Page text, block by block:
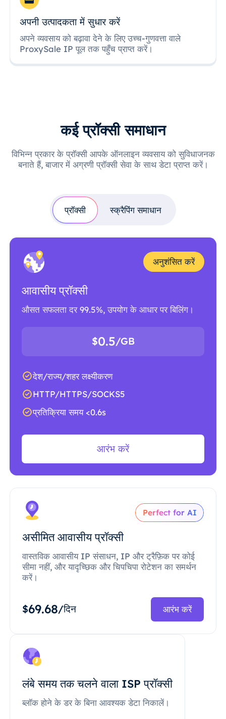
अपनी उत्पादकता में सुधार करें
अपने व्यवसाय को बढ़ावा देने के लिए उच्च-गुणवत्ता वाले
ProxySale IP पूल तक पहुँच प्राप्त करें।
कई प्रॉक्सी समाधान
विभिन्न प्रकार के प्रॉक्सी आपके ऑनलाइन व्यवसाय को सुविधाजनक
बनाते हैं, बाजार में अग्रणी प्रॉक्सी सेवा के साथ डेटा प्राप्त करें।
प्रॉक्सी स्क्रैपिंग समाधान
अनुशंसित करें
आवासीय प्रॉक्सी
औसत सफलता दर 99.5%, उपयोग के आधार पर बिलिंग।
$0.5/GB
देश/राज्य/शहर लक्ष्यीकरण
HTTP/HTTPS/SOCKS5
प्रतिक्रिया समय <0.6s
आरंभ करें
Perfect for AI
असीमित आवासीय प्रॉक्सी
वास्तविक आवासीय IP संसाधन, IP और ट्रैफ़िक पर कोई
सीमा नहीं, और यादृच्छिक और चिपचिपा रोटेशन का समर्थन
करें।
$69.68/दिन आरंभ करें
लंबे समय तक चलने वाला ISP प्रॉक्सी
ब्लॉक होने के डर के बिना आवश्यक डेटा निकालें।